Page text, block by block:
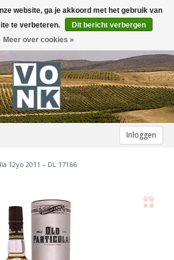
Inloggen
12yo 2011 – DL 17166
website, ga je akkoord met het gebruik van
te verbeteren.
Dit bericht verbergen
Meer over cookies »